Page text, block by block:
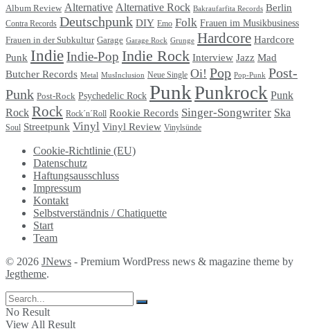
Album Review Alternative Alternative Rock Bakraufarfita Records Berlin
Contra Records Deutschpunk DIY Emo Folk Frauen im Musikbusiness
Frauen in der Subkultur Garage Garage Rock Grunge Hardcore Hardcore
Punk IndieIndie-Pop Indie Rock Interview Jazz Mad
Butcher Records Metal MusInclusion Neue Single Oi! Pop Pop-Punk Post-
Punk Post-Rock Psychedelic Rock PunkPunkrock Punk
Rock Rock Rock´n´Roll Rookie Records Singer-Songwriter Ska
Soul Streetpunk Vinyl Vinyl Review Vinylsünde
Cookie-Richtlinie (EU)
Datenschutz
Haftungsausschluss
Impressum
Kontakt
Selbstverständnis / Chatiquette
Start
Team
© 2026 JNews - Premium WordPress news & magazine theme by
Jegtheme.
No Result
View All Result